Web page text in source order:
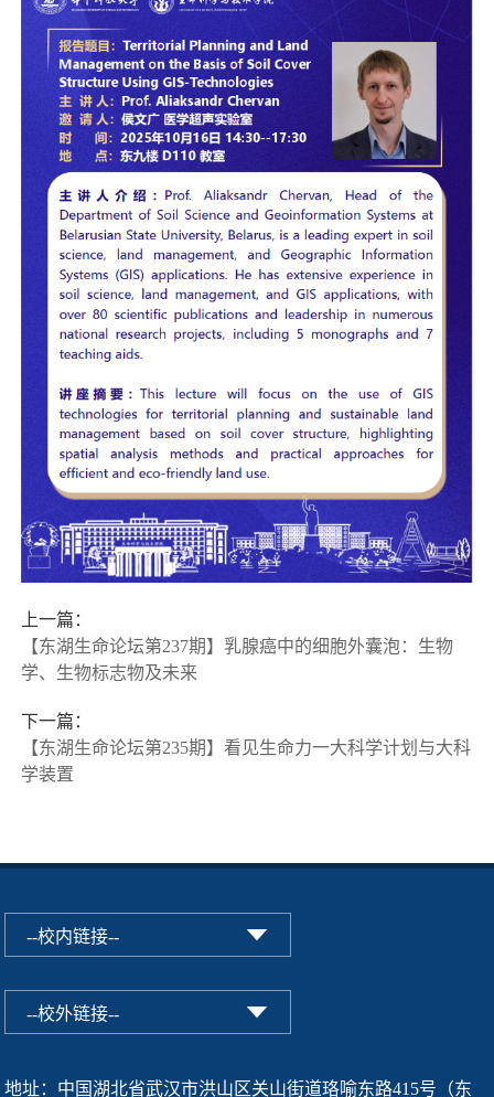
上一篇：
【东湖生命论坛第237期】乳腺癌中的细胞外囊泡：生物
学、生物标志物及未来
下一篇：
【东湖生命论坛第235期】看见生命力一大科学计划与大科
学装置
地址：中国湖北省武汉市洪山区关山街道珞喻东路415号（东